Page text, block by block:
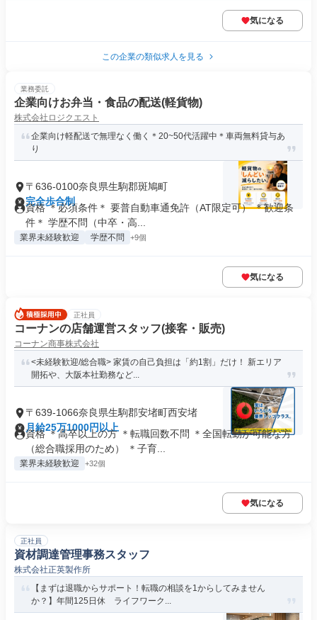
気になる
この企業の類似求人を見る
業務委託
企業向けお弁当・食品の配送(軽貨物)
株式会社ロジクエスト
企業向け軽配送で無理なく働く＊20~50代活躍中＊車両無料貸与あ
り
〒636-0100奈良県生駒郡斑鳩町
完全歩合制
資格 ＊必須条件＊ 要普自動車通免許（AT限定可） ＊歓迎条
件＊ 学歴不問（中卒・高...
業界未経験歓迎 学歴不問 +9個
気になる
正社員
コーナンの店舗運営スタッフ(接客・販売)
コーナン商事株式会社
<未経験歓迎/総合職> 家賃の自己負担は「約1割」だけ！ 新エリア
開拓や、大阪本社勤務など...
〒639-1066奈良県生駒郡安堵町西安堵
月給25万1000円以上
資格 ＊高卒以上の方 ＊転職回数不問 ＊全国転勤が可能な方
（総合職採用のため） ＊子育...
業界未経験歓迎 +32個
気になる
正社員
資材調達管理事務スタッフ
株式会社正英製作所
【まずは退職からサポート！転職の相談を1からしてみません
か？】年間125日休 ライフワーク...